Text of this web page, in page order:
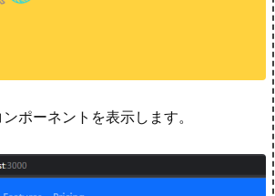
ポーネントを表示します。